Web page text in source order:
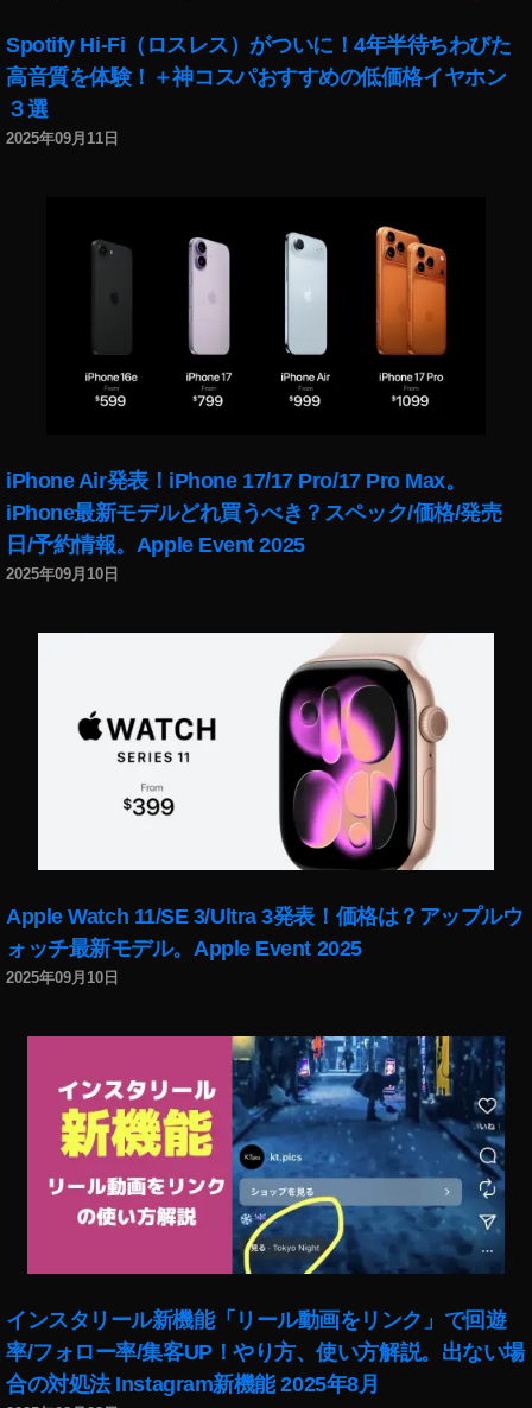
Spotify Hi-Fi（ロスレス）がついに！4年半待ちわびた
高音質を体験！＋神コスパおすすめの低価格イヤホン
３選
2025年09月11日
iPhone Air発表！iPhone 17/17 Pro/17 Pro Max。
iPhone最新モデルどれ買うべき？スペック/価格/発売
日/予約情報。Apple Event 2025
2025年09月10日
Apple Watch 11/SE 3/Ultra 3発表！価格は？アップルウ
ォッチ最新モデル。Apple Event 2025
2025年09月10日
インスタリール新機能「リール動画をリンク」で回遊
率/フォロー率/集客UP！やり方、使い方解説。出ない場
合の対処法 Instagram新機能 2025年8月